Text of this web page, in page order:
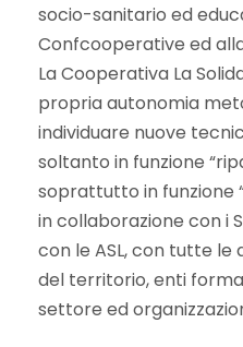
socio-sanitario ed
Confcooperative ed
La Cooperativa La
propria autonomia
individuare nuove
soltanto in funzione
soprattutto in funzione
in collaborazione con i
con le ASL, con tutte
del territorio, enti
settore ed